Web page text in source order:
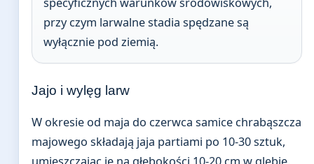
przy czym larwalne stadia spędzane są
wyłącznie pod ziemią.
Jajo i wylęg larw
W okresie od maja do czerwca samice chrabąszcza
majowego składają jaja partiami po 10-30 sztuk,